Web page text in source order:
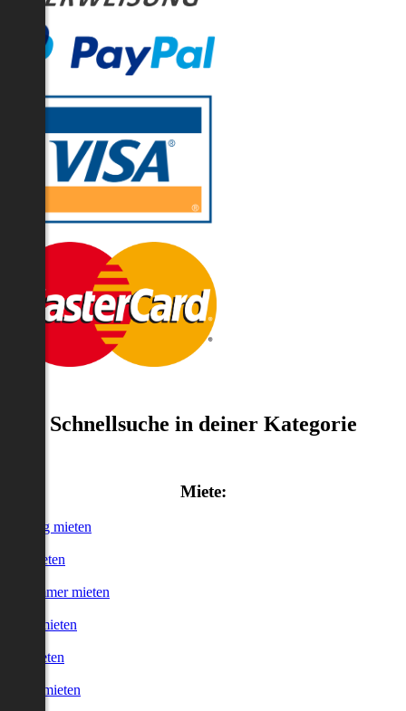
Schnellsuche in deiner Kategorie
Miete:
mieten
mieten
Zimmer mieten
mieten
mieten